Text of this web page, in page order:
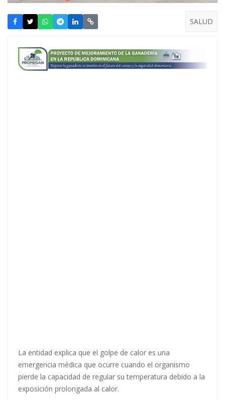
SALUD
La entidad explica que el golpe de calor es una
emergencia médica que ocurre cuando el organismo
pierde la capacidad de regular su temperatura debido a la
exposición prolongada al calor.